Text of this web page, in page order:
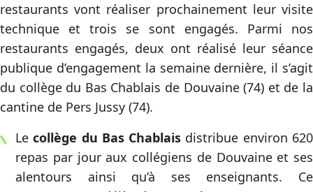
restaurants vont réaliser prochainement leur visite
technique et trois se sont engagés. Parmi nos
restaurants engagés, deux ont réalisé leur séance
publique d’engagement la semaine dernière, il s’agit
du collège du Bas Chablais de Douvaine (74) et de la
cantine de Pers Jussy (74).
Lecollège du Bas Chablais distribue environ 620
repas par jour aux collégiens de Douvaine et ses
alentours ainsi qu’à ses enseignants. Ce